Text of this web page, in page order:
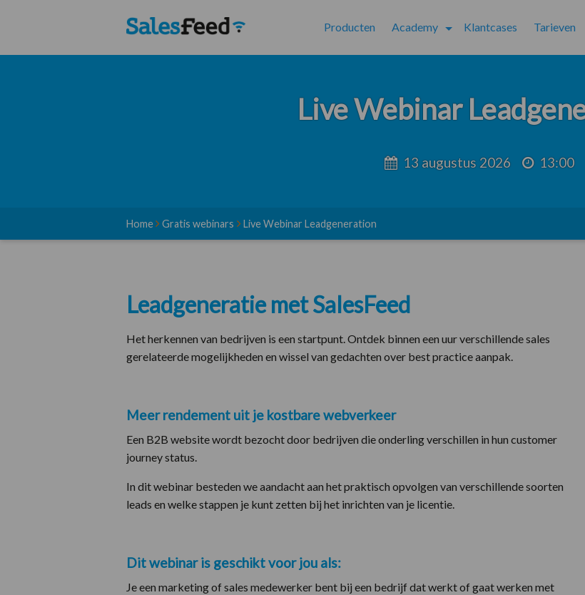
Producten Academy Klantcases Tarieven
Live Webinar
13 augustus 2026 13:00
Home Gratis webinars Live Webinar Leadgeneration
Leadgeneratie met SalesFeed
Het herkennen van bedrijven is een startpunt. Ontdek binnen een uur verschillende sales
gerelateerde mogelijkheden en wissel van gedachten over best practice aanpak.
Meer rendement uit je kostbare webverkeer
Een B2B website wordt bezocht door bedrijven die onderling verschillen in hun customer
journey status.
In dit webinar besteden we aandacht aan het praktisch opvolgen van verschillende soorten
leads en welke stappen je kunt zetten bij het inrichten van je licentie.
Dit webinar is geschikt voor jou als:
Je een marketing of sales medewerker bent bij een bedrijf dat werkt of gaat werken met